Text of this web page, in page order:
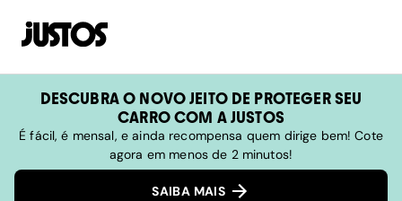
DESCUBRA O NOVO JEITO DE PROTEGER SEU
CARRO COM A JUSTOS
É fácil, é mensal, e ainda recompensa quem dirige bem! Cote
agora em menos de 2 minutos!
SAIBA MAIS